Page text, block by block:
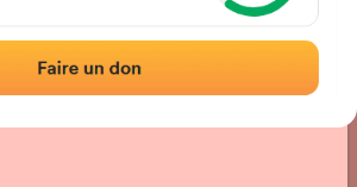
Fotos Comentarios y reseñas